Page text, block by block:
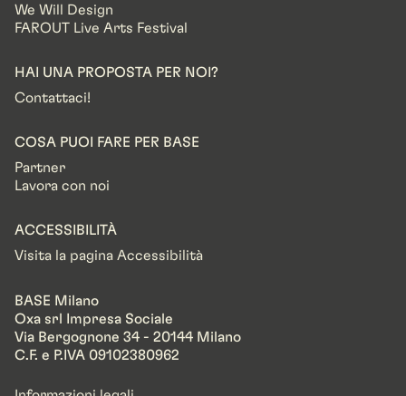
We Will Design
FAROUT Live Arts Festival
HAI UNA PROPOSTA PER NOI?
Contattaci!
COSA PUOI FARE PER BASE
Partner
Lavora con noi
ACCESSIBILITÀ
Visita la pagina Accessibilità
BASE Milano
Oxa srl Impresa Sociale
Via Bergognone 34 - 20144 Milano
C.F. e P.IVA 09102380962